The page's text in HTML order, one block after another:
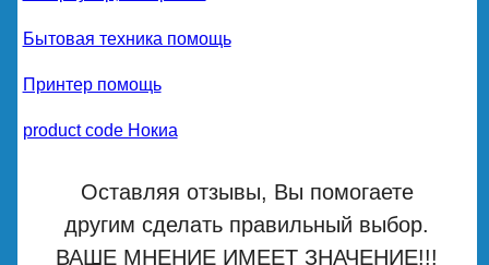
Бытовая техника помощь
Принтер помощь
product code Нокиа
Оставляя отзывы, Вы помогаете
другим сделать правильный выбор.
ВАШЕ МНЕНИЕ ИМЕЕТ ЗНАЧЕНИЕ!!!